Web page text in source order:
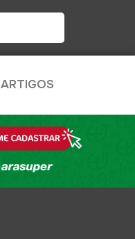
ARTIGOS